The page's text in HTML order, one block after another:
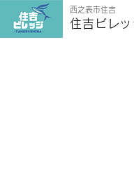
西之表市住吉
住吉ビレ